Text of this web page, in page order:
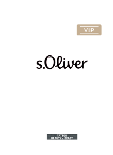
Beauty
& Beast
Terranova